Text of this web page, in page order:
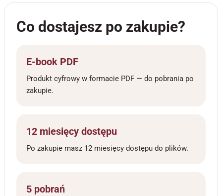
Co dostajesz po zakupie?
E-book PDF
Produkt cyfrowy w formacie PDF — do pobrania po
zakupie.
12 miesięcy dostępu
Po zakupie masz 12 miesięcy dostępu do plików.
5 pobrań